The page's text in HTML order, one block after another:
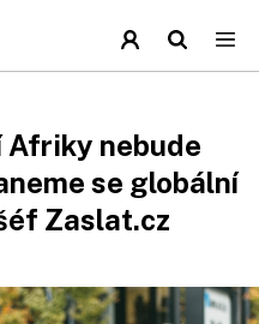
Afriky nebude
se globální
Zaslat.cz